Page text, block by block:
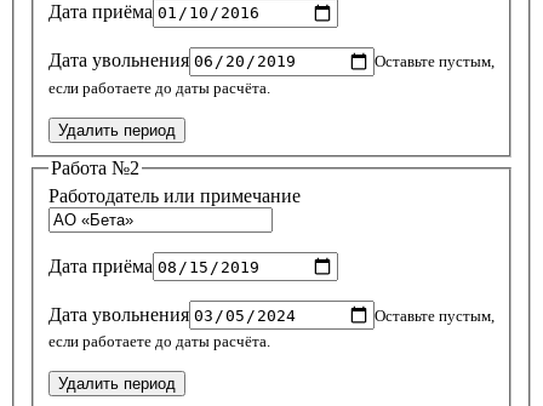
Дата приёма
Дата увольнения
Оставьте пустым,
если работаете до даты расчёта.
Удалить период
Работа №2
Работодатель или примечание
Дата приёма
Дата увольнения
Оставьте пустым,
если работаете до даты расчёта.
Удалить период